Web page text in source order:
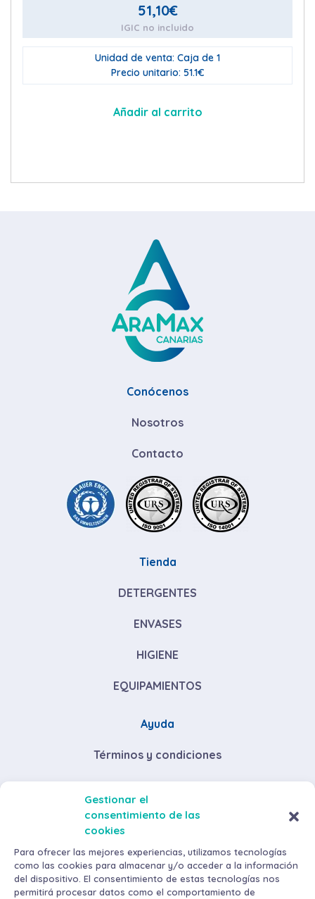
Gestionar el
consentimiento de las
cookies
Para ofrecer las mejores experiencias, utilizamos tecnologías
como las cookies para almacenar y/o acceder a la información
del dispositivo. El consentimiento de estas tecnologías nos
permitirá procesar datos como el comportamiento de
51,10€
IGIC no incluido
Unidad de venta: Caja de 1
Precio unitario: 51.1€
Añadir al carrito
Conócenos
Nosotros
Contacto
Tienda
DETERGENTES
ENVASES
HIGIENE
EQUIPAMIENTOS
Ayuda
Términos y condiciones
Descuentos por volumen de compra
Envíos y devoluciones
Métodos de pago